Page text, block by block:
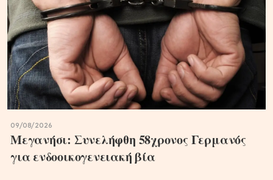
09/08/2026
Μεγανήσι: Συνελήφθη 58χρονος Γερμανός
για ενδοοικογενειακή βία